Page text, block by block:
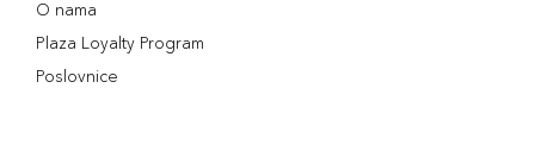
O nama
Plaza Loyalty Program
Poslovnice